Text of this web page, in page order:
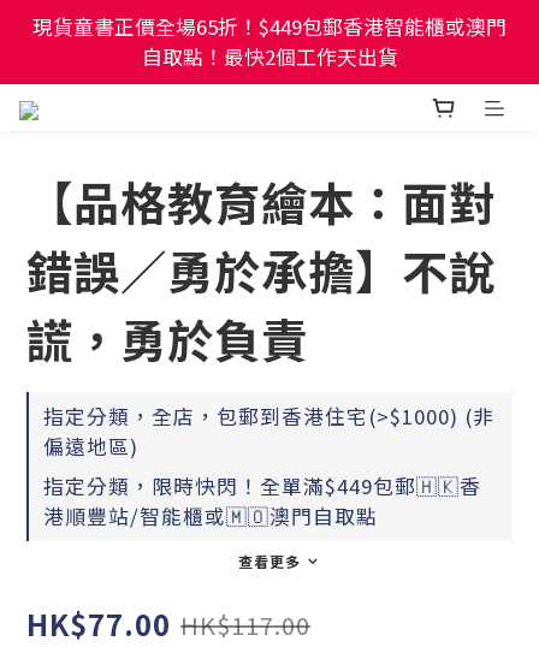
現貨童書正價全場65折！$449包郵香港智能櫃或澳門
自取點！最快2個工作天出貨
現貨童書正價全場65折！$449包郵香港智能櫃或澳門
自取點！最快2個工作天出貨
幼稚園及小學試卷/練習📚任選3件85折🌟5件75折
現貨童書正價全場65折！$449包郵香港智能櫃或澳門
自取點！最快2個工作天出貨
【品格教育繪本：面對
錯誤／勇於承擔】不說
謊，勇於負責
指定分類，全店，包郵到香港住宅(>$1000) (非
偏遠地區)
指定分類，限時快閃！全單滿$449包郵🇭🇰香
港順豐站/智能櫃或🇲🇴澳門自取點
查看更多
HK$77.00 HK$117.00